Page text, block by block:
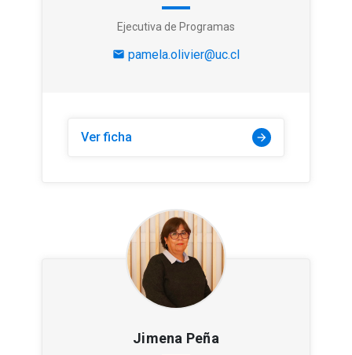
Ejecutiva de Programas
mail pamela.olivier@uc.cl
Ver ficha arrow_forward
Jimena Peña